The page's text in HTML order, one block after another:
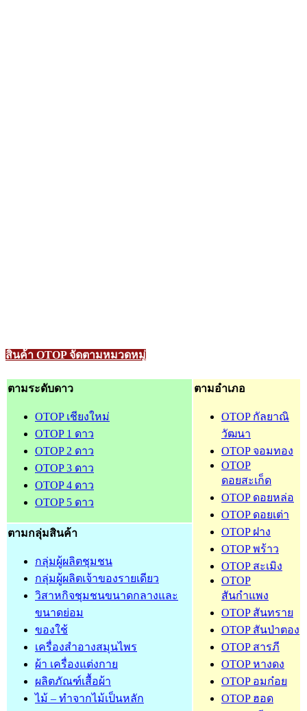
สินค้า OTOP จัดตามหมวดหมู่
ตามระดับดาว
OTOP เชียงใหม่
OTOP 1 ดาว
OTOP 2 ดาว
OTOP 3 ดาว
OTOP 4 ดาว
OTOP 5 ดาว
ตามอำเภอ
OTOP กัลยาณิ
วัฒนา
OTOP จอมทอง
OTOP
ดอยสะเก็ด
OTOP ดอยหล่อ
OTOP ดอยเต่า
OTOP ฝาง
OTOP พร้าว
OTOP สะเมิง
OTOP
สันกำแพง
OTOP สันทราย
OTOP สันป่าตอง
OTOP สารภี
OTOP หางดง
OTOP อมก๋อย
OTOP ฮอด
ตามกลุ่มสินค้า
กลุ่มผู้ผลิตชุมชน
กลุ่มผู้ผลิตเจ้าของรายเดียว
วิสาหกิจชุมชนขนาดกลางและ
ขนาดย่อม
ของใช้
เครื่องสำอางสมุนไพร
ผ้า เครื่องแต่งกาย
ผลิตภัณฑ์เสื้อผ้า
ไม้ – ทำจากไม้เป็นหลัก